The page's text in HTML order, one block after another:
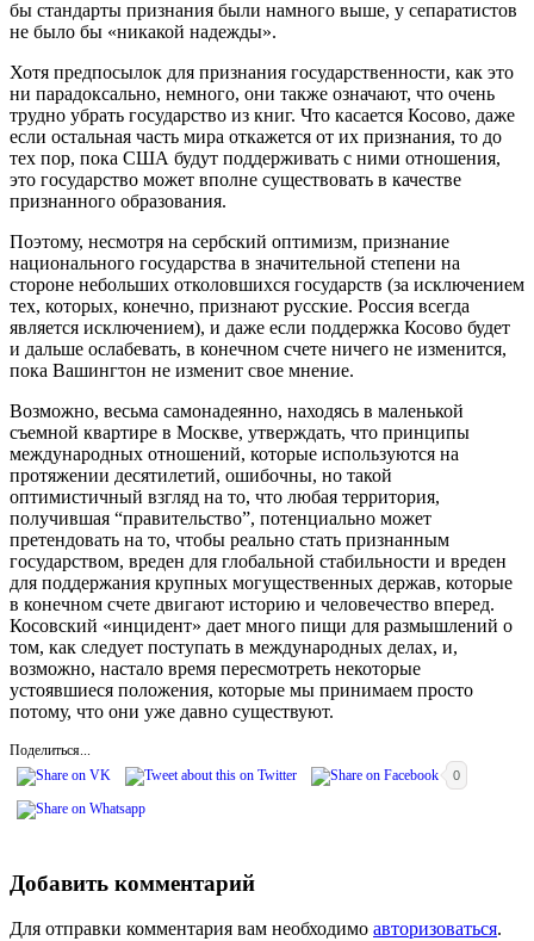
бы стандарты признания были намного выше, у сепаратистов
не было бы «никакой надежды».
Хотя предпосылок для признания государственности, как это
ни парадоксально, немного, они также означают, что очень
трудно убрать государство из книг. Что касается Косово, даже
если остальная часть мира откажется от их признания, то до
тех пор, пока США будут поддерживать с ними отношения,
это государство может вполне существовать в качестве
признанного образования.
Поэтому, несмотря на сербский оптимизм, признание
национального государства в значительной степени на
стороне небольших отколовшихся государств (за исключением
тех, которых, конечно, признают русские. Россия всегда
является исключением), и даже если поддержка Косово будет
и дальше ослабевать, в конечном счете ничего не изменится,
пока Вашингтон не изменит свое мнение.
Возможно, весьма самонадеянно, находясь в маленькой
съемной квартире в Москве, утверждать, что принципы
международных отношений, которые используются на
протяжении десятилетий, ошибочны, но такой
оптимистичный взгляд на то, что любая территория,
получившая “правительство”, потенциально может
претендовать на то, чтобы реально стать признанным
государством, вреден для глобальной стабильности и вреден
для поддержания крупных могущественных держав, которые
в конечном счете двигают историю и человечество вперед.
Косовский «инцидент» дает много пищи для размышлений о
том, как следует поступать в международных делах, и,
возможно, настало время пересмотреть некоторые
устоявшиеся положения, которые мы принимаем просто
потому, что они уже давно существуют.
Поделиться...
0
Добавить комментарий
Для отправки комментария вам необходимо авторизоваться.